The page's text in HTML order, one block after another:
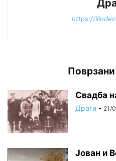
https://
Свадба
Драги - 21/
Јован и